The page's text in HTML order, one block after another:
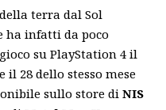
terra dal Sol
ha infatti da poco
su PlayStation 4 il
il 28 dello stesso mese
sullo store di NIS